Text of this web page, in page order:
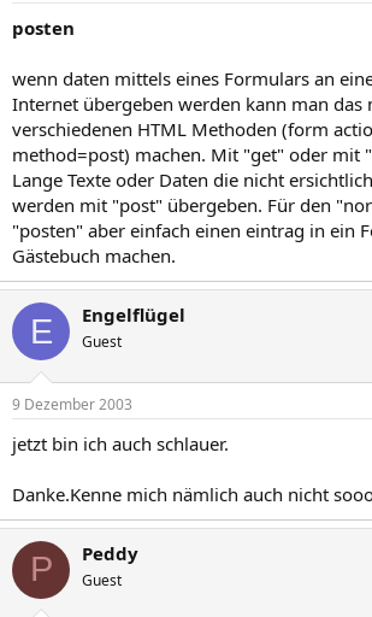
posten
wenn daten mittels eines Formulars an
Internet übergeben werden kann man das
verschiedenen HTML Methoden (form
method=post) machen. Mit "get" oder mit
Lange Texte oder Daten die nicht
werden mit "post" übergeben. Für den
"posten" aber einfach einen eintrag in ein
Gästebuch machen.
E Engelflügel
Guest
9 Dezember 2003
jetzt bin ich auch schlauer.
Danke.Kenne mich nämlich auch nicht
P Peddy
Guest